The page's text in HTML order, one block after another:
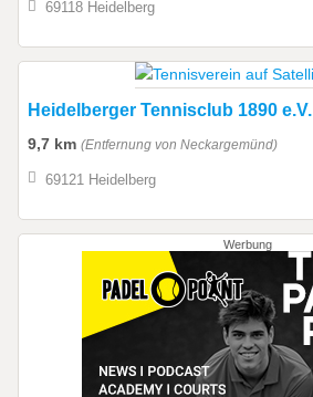
69118 Heidelberg
Heidelberger Tennisclub 1890 e.V.
9,7 km (Entfernung von Neckargemünd)
69121 Heidelberg
Werbung